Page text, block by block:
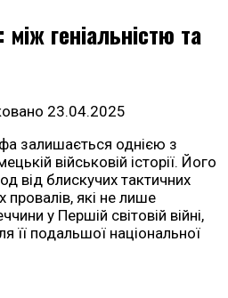
геніальністю та
23.04.2025
залишається однією з
військовій історії. Його
від блискучих тактичних
провалів, які не лише
у Першій світовій війні,
її подальшої національної